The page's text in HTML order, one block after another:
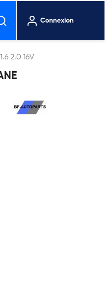
Connexion
2.0 16V